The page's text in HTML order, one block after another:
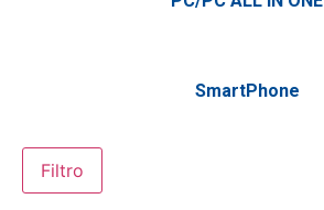
SmartPhone
Filtro